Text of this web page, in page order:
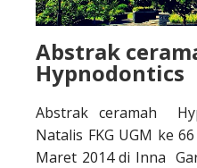
Abstrak
Hypnodontics
Abstrak ceramah
Natalis FKG UGM ke
Maret 2014 di Inna